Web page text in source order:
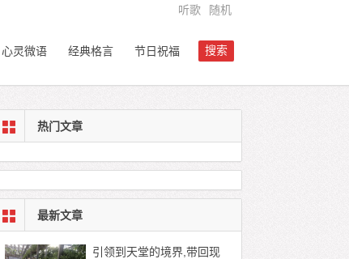
听歌 随机
搜索
心灵微语 经典格言 节日祝福
热门文章
最新文章
引领到天堂的境界,带回现